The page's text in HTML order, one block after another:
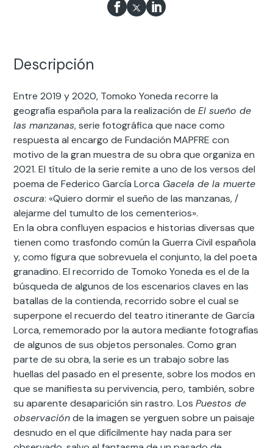
Descripción
Entre 2019 y 2020, Tomoko Yoneda recorre la
geografía española para la realización deEl sueño de
las manzanas, serie fotográfica que nace como
respuesta al encargo de Fundación MAPFRE con
motivo de la gran muestra de su obra que organiza en
2021. El título de la serie remite a uno de los versos del
poema de Federico García Lorca Gacela de la muerte
oscura: «Quiero dormir el sueño de las manzanas, /
alejarme del tumulto de los cementerios».
En la obra confluyen espacios e historias diversas que
tienen como trasfondo común la Guerra Civil española
y, como figura que sobrevuela el conjunto, la del poeta
granadino. El recorrido de Tomoko Yoneda es el de la
búsqueda de algunos de los escenarios claves en las
batallas de la contienda, recorrido sobre el cual se
superpone el recuerdo del teatro itinerante de García
Lorca, rememorado por la autora mediante fotografías
de algunos de sus objetos personales. Como gran
parte de su obra, la serie es un trabajo sobre las
huellas del pasado en el presente, sobre los modos en
que se manifiesta su pervivencia, pero, también, sobre
su aparente desaparición sin rastro. LosPuestos de
observaciónde la imagen se yerguen sobre un paisaje
desnudo en el que difícilmente hay nada para ser